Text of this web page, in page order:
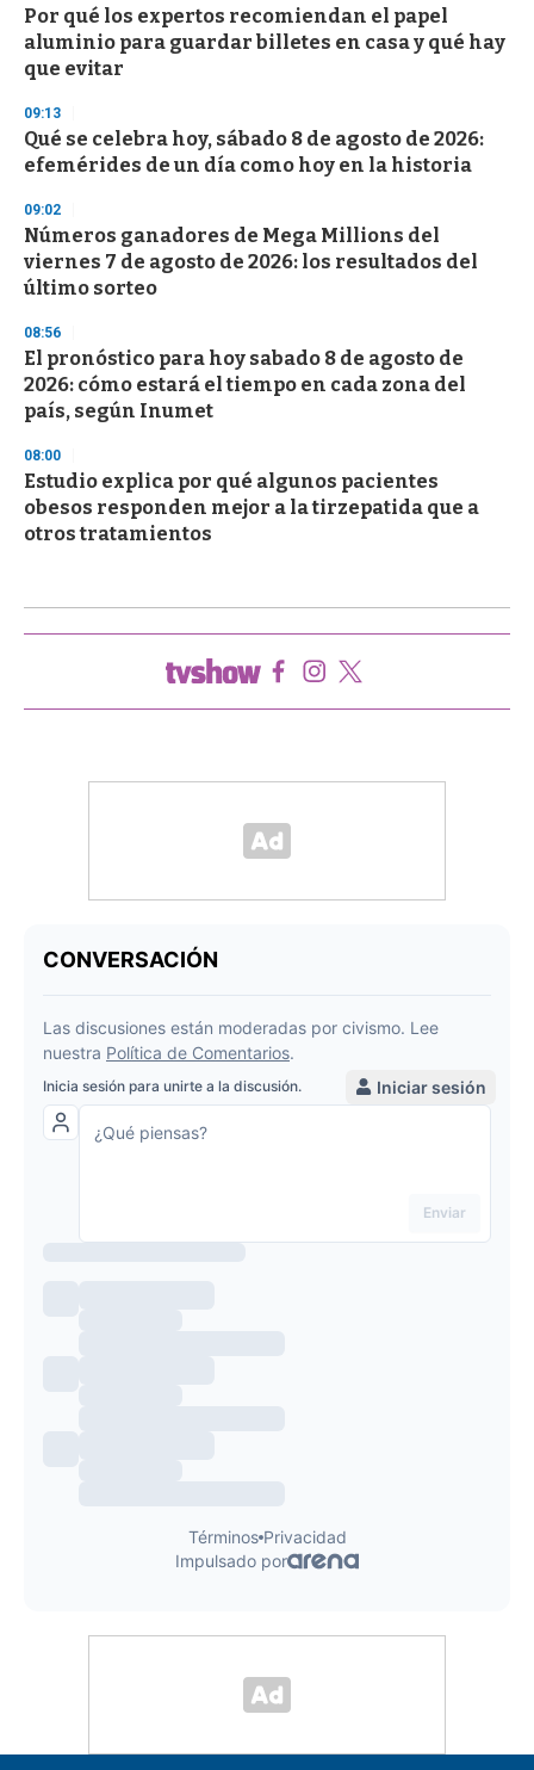
Por qué los expertos recomiendan el papel
aluminio para guardar billetes en casa y qué hay
que evitar
09:13
Qué se celebra hoy, sábado 8 de agosto de 2026:
efemérides de un día como hoy en la historia
09:02
Números ganadores de Mega Millions del
viernes 7 de agosto de 2026: los resultados del
último sorteo
08:56
El pronóstico para hoy sabado 8 de agosto de
2026: cómo estará el tiempo en cada zona del
país, según Inumet
08:00
Estudio explica por qué algunos pacientes
obesos responden mejor a la tirzepatida que a
otros tratamientos